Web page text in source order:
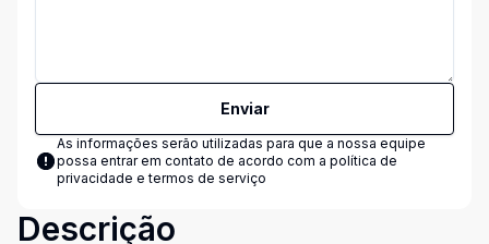
Enviar
As informações serão utilizadas para que a nossa equipe
possa entrar em contato de acordo com a política de
privacidade e termos de serviço
Descrição